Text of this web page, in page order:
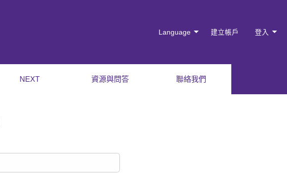
Language 建立帳戶 登入
NEXT 資源與問答 聯絡我們